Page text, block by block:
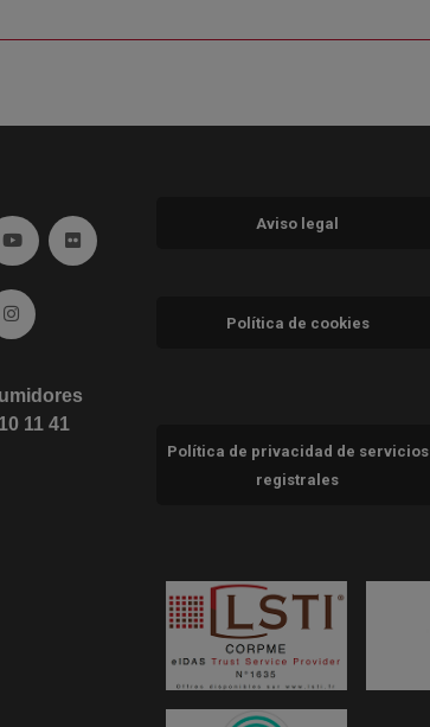
en ventana nueva)
(abre en ventana nueva)
Ir a YouTube (abre en ventana nueva)
Ir a Flickr (abre en ventana nueva)
en ventana nueva)
(abre en ventana nueva)
Ir a Instagram (abre en ventana nueva)
11 41
Aviso legal
Política de cookies
Política de privacidad de servicios
registrales